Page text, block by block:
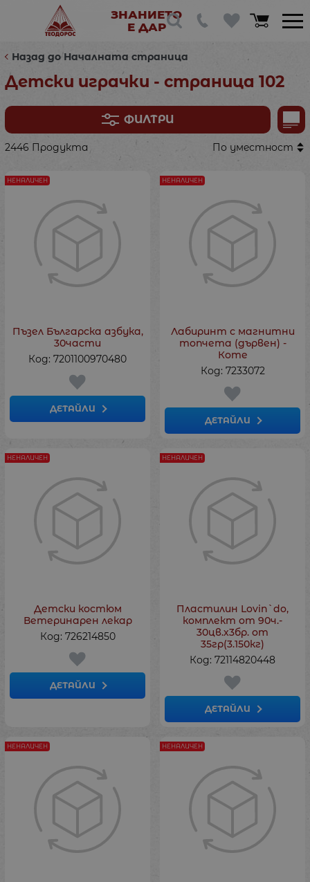
ЗНАНИЕТО
Е ДАР
Назад до Началната страница
Детски играчки - страница 102
ФИЛТРИ
2446 Продукта По уместност
Пъзел Българска азбука,
30части
Код: 7201100970480
ДЕТАЙЛИ
НЕНАЛИЧЕН
Лабиринт с магнитни
топчета (дървен) -
Коте
Код: 7233072
ДЕТАЙЛИ
НЕНАЛИЧЕН
Детски костюм
Ветеринарен лекар
Код: 726214850
ДЕТАЙЛИ
НЕНАЛИЧЕН
Пластилин Lovin`do,
комплект от 90ч.-
30цв.х3бр. от
35гр(3.150кг)
Код: 72114820448
ДЕТАЙЛИ
НЕНАЛИЧЕН
НЕНАЛИЧЕН НЕНАЛИЧЕН